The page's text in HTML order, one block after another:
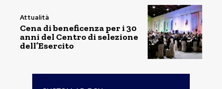
Attualità
Cena di beneficenza per i 30
anni del Centro di selezione
dell’Esercito